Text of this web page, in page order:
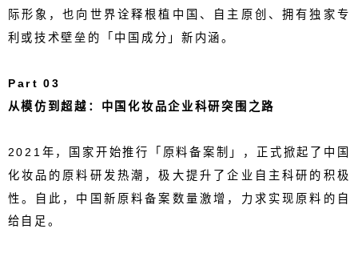
际形象，也向世界诠释根植中国、自主原创、拥有独家专
利或技术壁垒 的「中国成分」新内涵。
Part 03
从模仿到超越：中国化妆品企业科研突围之路
2021年，国家开始推行「原料备案制」，正式掀起了中国
化妆品的原料研发热潮，极大提升了企业自主科研的积极
性。自此，中国新原料备案数量激增，力求实现原料的自
给自足。